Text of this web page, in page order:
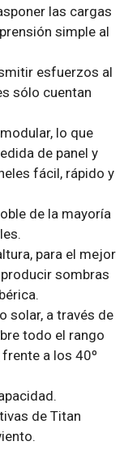
las cargas
simple al
esfuerzos al
sólo cuentan
lo que
de panel y
fácil, rápido y
de la mayoría
para el mejor
sombras
solar, a través de
todo el rango
a los 40º
de Titan